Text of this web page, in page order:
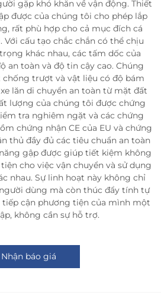
gặp khó khăn về vận động. Thiết
được của chúng tôi cho phép lắp
rất phù hợp cho cả mục đích cá
Với cấu tạo chắc chắn có thể chịu
khác nhau, các tấm dốc của
an toàn và độ tin cậy cao. Chúng
trượt và vật liệu có độ bám
lăn di chuyển an toàn từ mặt đất
lượng của chúng tôi được chứng
tra nghiêm ngặt và các chứng
chứng nhận CE của EU và chứng
thủ đầy đủ các tiêu chuẩn an toàn
gập được giúp tiết kiệm không
cho việc vận chuyển và sử dụng
nhau. Sự linh hoạt này không chỉ
dùng mà còn thúc đẩy tính tự
tiếp cận phương tiện của mình một
không cần sự hỗ trợ.
Nhận báo giá